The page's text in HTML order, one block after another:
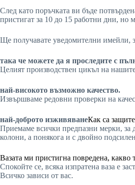
След като поръчката ви бъде
пристигат за 10 до 15 работни дни, но
Ще получавате уведомителни имейли,
така че можете да я проследите с
Целият производствен цикъл на
най-високото възможно качество.
Извършваме редовни проверки на
най-доброто изживяванеКак са
Приемаме всички предпазни мерки, за
колони, а понякога и с двойно
Вазата ми пристигна повредена, какво
Спокойте се, всяка изпратена ваза е
Всичко зависи от вас.